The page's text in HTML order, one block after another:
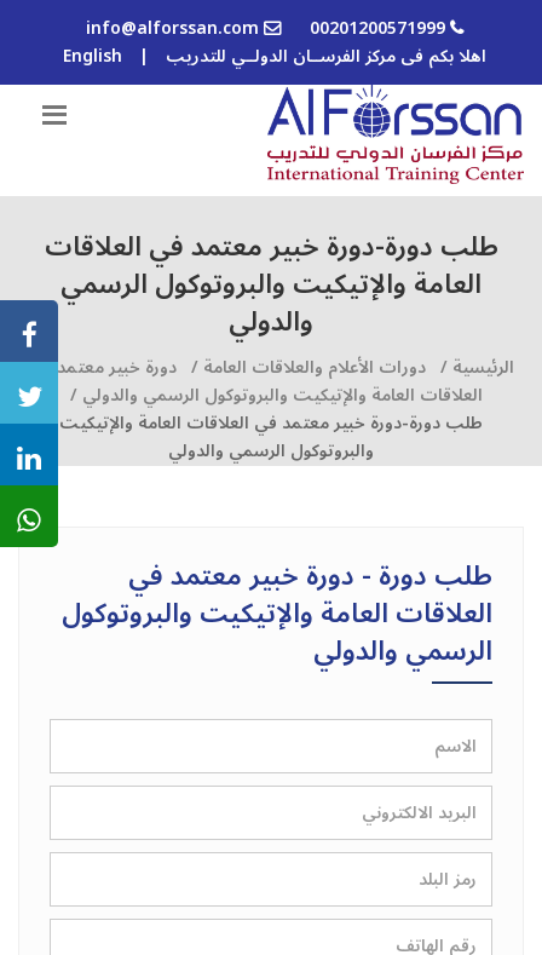
00201200571999
info@alforssan.com
اهلا بكم فى مركز الفرســان الدولــي للتدريب |
English
طلب دورة-دورة خبير معتمد في العلاقات
العامة والإتيكيت والبروتوكول الرسمي
والدولي
الرئيسية / دورات الأعلام والعلاقات العامة / دورة خبير معتمد في
العلاقات العامة والإتيكيت والبروتوكول الرسمي والدولي /
طلب دورة-دورة خبير معتمد في العلاقات العامة والإتيكيت
والبروتوكول الرسمي والدولي
طلب دورة - دورة خبير معتمد في
العلاقات العامة والإتيكيت والبروتوكول
الرسمي والدولي